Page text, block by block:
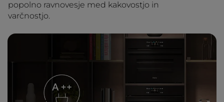
popolno ravnovesje med kakovostjo in
varčnostjo.